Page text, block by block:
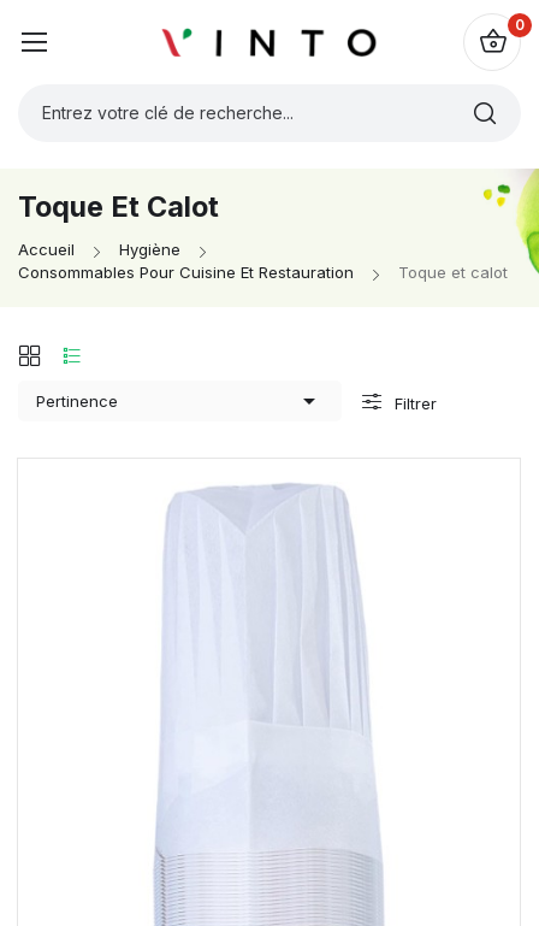
0
Toque Et Calot
Accueil
Hygiène
Consommables Pour Cuisine Et Restauration
Toque et calot
Pertinence  Filtrer